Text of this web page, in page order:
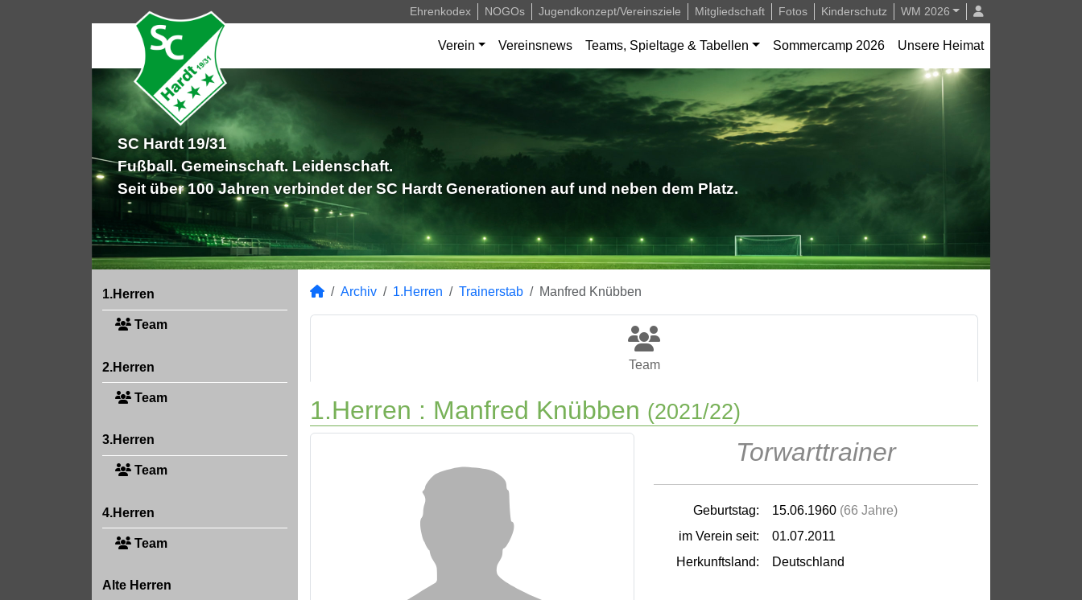
Ehrenkodex NOGOs Jugendkonzept/Vereinsziele Mitgliedschaft Fotos Kinderschutz WM 2026
Verein Vereinsnews Teams, Spieltage & Tabellen Sommercamp 2026 Unsere Heimat
SC Hardt 19/31
Fußball. Gemeinschaft. Leidenschaft.
Seit über 100 Jahren verbindet der SC Hardt Generationen auf und neben dem Platz.
1.Herren
Team
2.Herren
Team
3.Herren
Team
4.Herren
Team
Alte Herren
Archiv 1.Herren Trainerstab Manfred Knübben
Team
1.Herren : Manfred Knübben (2021/22)
Torwarttrainer
Geburtstag: 15.06.1960 (66 Jahre)
im Verein seit:
01.07.2011
Herkunftsland:
Deutschland